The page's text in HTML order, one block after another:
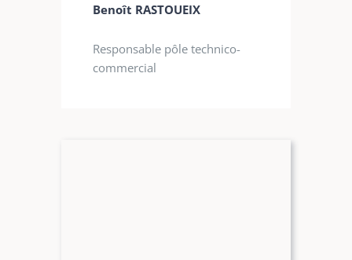
Benoît RASTOUEIX
Responsable pôle technico-
commercial